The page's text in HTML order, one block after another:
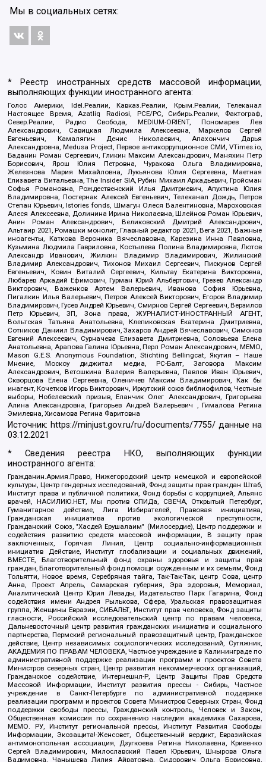
Мы в социальных сетях:
* Реестр иностранных средств массовой информации,
выполняющих функции иностранного агента:
Голос Америки, Idel.Реалии, Кавказ.Реалии, Крым.Реалии, Телеканал
Настоящее Время, Azatliq Radiosi, PCE/PC, Сибирь.Реалии, Фактограф,
Север.Реалии, Радио Свобода, MEDIUM-ORIENT, Пономарев Лев
Александрович, Савицкая Людмила Алексеевна, Маркелов Сергей
Евгеньевич, Камалягин Денис Николаевич, Апахончич Дарья
Александровна, Medusa Project, Первое антикоррупционное СМИ, VTimes.io,
Баданин Роман Сергеевич, Гликин Максим Александрович, Маняхин Петр
Борисович, Ярош Юлия Петровна, Чуракова Ольга Владимировна,
Железнова Мария Михайловна, Лукьянова Юлия Сергеевна, Маетная
Елизавета Витальевна, The Insider SIA, Рубин Михаил Аркадьевич, Гройсман
Софья Романовна, Рождественский Илья Дмитриевич, Апухтина Юлия
Владимировна, Постернак Алексей Евгеньевич, Телеканал Дождь, Петров
Степан Юрьевич, Istories fonds, Шмагун Олеся Валентиновна, Мароховская
Алеся Алексеевна, Долинина Ирина Николаевна, Шлейнов Роман Юрьевич,
Анин Роман Александрович, Великовский Дмитрий Александрович,
Альтаир 2021, Ромашки монолит, Главный редактор 2021, Вега 2021, Важные
иноагенты, Каткова Вероника Вячеславовна, Карезина Инна Павловна,
Кузьмина Людмила Гавриловна, Костылева Полина Владимировна, Лютов
Александр Иванович, Жилкин Владимир Владимирович, Жилинский
Владимир Александрович, Тихонов Михаил Сергеевич, Пискунов Сергей
Евгеньевич, Ковин Виталий Сергеевич, Кильтау Екатерина Викторовна,
Любарев Аркадий Ефимович, Гурман Юрий Альбертович, Грезев Александр
Викторович, Важенков Артем Валерьевич, Иванова София Юрьевна,
Пигалкин Илья Валерьевич, Петров Алексей Викторович, Егоров Владимир
Владимирович, Гусев Андрей Юрьевич, Смирнов Сергей Сергеевич, Верзилов
Петр Юрьевич, ЗП, Зона права, ЖУРНАЛИСТ-ИНОСТРАННЫЙ АГЕНТ,
Вольтская Татьяна Анатольевна, Клепиковская Екатерина Дмитриевна,
Сотников Даниил Владимирович, Захаров Андрей Вячеславович, Симонов
Евгений Алексеевич, Сурначева Елизавета Дмитриевна, Соловьева Елена
Анатольевна, Арапова Галина Юрьевна, Перл Роман Александрович, МЕМО,
Mason G.E.S. Anonymous Foundation, Stichting Bellingcat, Якутия – Наше
Мнение, Москоу диджитал медиа, РС-Балт, Заговора Максим
Александрович, Ветошкина Валерия Валерьевна, Павлов Иван Юрьевич,
Скворцова Елена Сергеевна, Оленичев Максим Владимирович, Как бы
инагент, Кочетков Игорь Викторович, Иркутский союз библиофилов, Честные
выборы, Нобелевский призыв, Еланчик Олег Александрович, Григорьева
Алина Александровна, Григорьев Андрей Валерьевич , Гималова Регина
Эмилевна, Хисамова Регина Фаритовна
Источник: https://minjust.gov.ru/ru/documents/7755/ данные на
03.12.2021
* Сведения реестра НКО, выполняющих функции
иностранного агента:
Гражданин.Армия.Право, Нижегородский центр немецкой и европейской
культуры, Центр гендерных исследований, Фонд защиты прав граждан Штаб,
Институт права и публичной политики, Фонд борьбы с коррупцией, Альянс
врачей, НАСИЛИЮ.НЕТ, Мы против СПИДа, СВЕЧА, Открытый Петербург,
Гуманитарное действие, Лига Избирателей, Правовая инициатива,
Гражданская инициатива против экологической преступности,
Гражданский Союз, "Хасдей Ерушалаим" (Милосердие), Центр поддержки и
содействия развитию средств массовой информации, В защиту прав
заключенных, Горячая Линия, Центр социально-информационных
инициатив Действие, Институт глобализации и социальных движений,
ВМЕСТЕ, Благотворительный фонд охраны здоровья и защиты прав
граждан, Благотворительный фонд помощи осужденным и их семьям, Фонд
Тольятти, Новое время, Серебряная тайга, Так-Так-Так, центр Сова, центр
Анна, Проект Апрель, Самарская губерния, Эра здоровья, Мемориал,
Аналитический Центр Юрия Левады, Издательство Парк Гагарина, Фонд
содействия имени Андрея Рылькова, Сфера, Уральская правозащитная
группа, Женщины Евразии, СИБАЛЬТ, Институт прав человека, Фонд защиты
гласности, Российский исследовательский центр по правам человека,
Дальневосточный центр развития гражданских инициатив и социального
партнерства, Пермский региональный правозащитный центр, Гражданское
действие, Центр независимых социологических исследований, Сутяжник,
АКАДЕМИЯ ПО ПРАВАМ ЧЕЛОВЕКА, Частное учреждение в Калининграде по
административной поддержке реализации программ и проектов Совета
Министров северных стран, Центр развития некоммерческих организаций,
Гражданское содействие, Интернешнл-Р, Центр Защиты Прав Средств
Массовой Информации, Институт развития прессы - Сибирь, Частное
учреждение в Санкт-Петербурге по административной поддержке
реализации программ и проектов Совета Министров Северных Стран, Фонд
поддержки свободы прессы, Гражданский контроль, Человек и Закон,
Общественная комиссия по сохранению наследия академика Сахарова,
МЕМО. РУ, Институт региональной прессы, Институт Развития Свободы
Информации, Экозащита!-Женсовет, Общественный вердикт, Евразийская
антимонопольная ассоциация, Дзугкоева Регина Николаевна, Кривенко
Сергей Владимирович, Милославский Павел Юрьевич, Шнырова Ольга
Вадимовна, Чанышева Лилия Айратовна, Сидорович Ольга Борисовна,